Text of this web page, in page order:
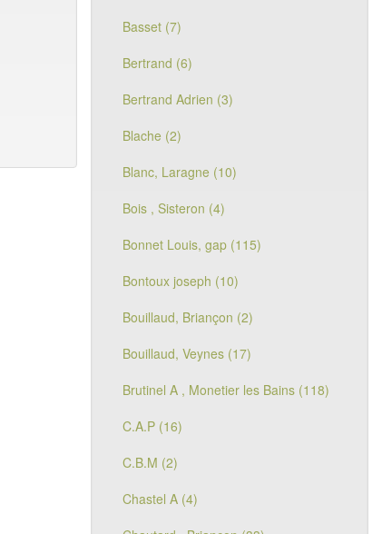
Basset (7)
Bertrand (6)
Bertrand Adrien (3)
Blache (2)
Blanc, Laragne (10)
Bois , Sisteron (4)
Bonnet Louis, gap (115)
Bontoux joseph (10)
Bouillaud, Briançon (2)
Bouillaud, Veynes (17)
Brutinel A , Monetier les Bains (118)
C.A.P (16)
C.B.M (2)
Chastel A (4)